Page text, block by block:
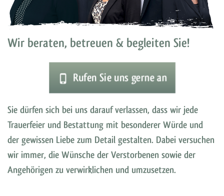
Wir beraten, betreuen & begleiten Sie!
Rufen Sie uns gerne an
Sie dürfen sich bei uns darauf verlassen, dass wir jede
Trauerfeier und Bestattung mit besonderer Würde und
der gewissen Liebe zum Detail gestalten. Dabei versuchen
wir immer, die Wünsche der Verstorbenen sowie der
Angehörigen zu verwirklichen und umzusetzen.